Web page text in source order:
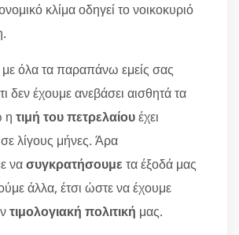
κλίμα οδηγεί το νοικοκυριό
όλα τα παραπάνω εμείς σας
δεν έχουμε ανεβάσει αισθητά τα
η τιμή του πετρελαίουέχει
σε λίγους μήνες. Άρα
νασυγκρατήσουμε τα έξοδά μας
άλλα, έτσι ώστε να έχουμε
τιμολογιακή πολιτική μας.